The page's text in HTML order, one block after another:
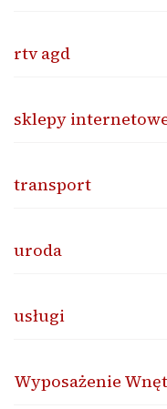
rtv agd
sklepy
transport
uroda
usługi
Wyposażenie